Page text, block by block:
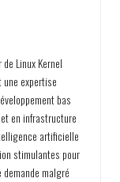
Linux Kernel
une expertise
bas
en infrastructure
artificielle
stimulantes pour
malgré